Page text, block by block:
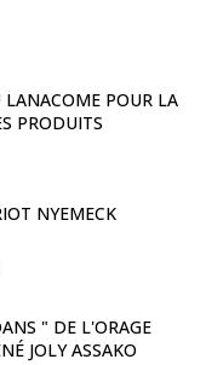
POUR LA
PRODUITS
NYEMECK
" DE L'ORAGE
JOLY ASSAKO